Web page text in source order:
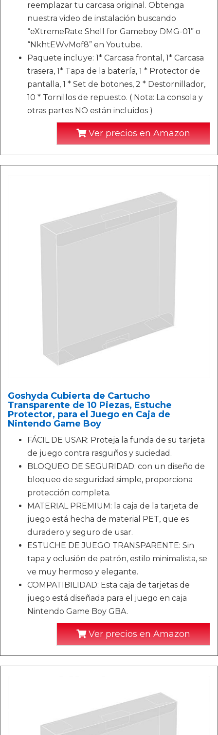
reemplazar tu carcasa original. Obtenga
nuestra video de instalación buscando
“eXtremeRate Shell for Gameboy DMG-01” o
“NkhtEWvMof8” en Youtube.
Paquete incluye: 1* Carcasa frontal, 1* Carcasa
trasera, 1* Tapa de la batería, 1 * Protector de
pantalla, 1 * Set de botones, 2 * Destornillador,
10 * Tornillos de repuesto. ( Nota: La consola y
otras partes NO están incluidos )
Ver precios en Amazon
Goshyda Cubierta de Cartucho
Transparente de 10 Piezas, Estuche
Protector, para el Juego en Caja de
Nintendo Game Boy
FÁCIL DE USAR: Proteja la funda de su tarjeta
de juego contra rasguños y suciedad.
BLOQUEO DE SEGURIDAD: con un diseño de
bloqueo de seguridad simple, proporciona
protección completa.
MATERIAL PREMIUM: la caja de la tarjeta de
juego está hecha de material PET, que es
duradero y seguro de usar.
ESTUCHE DE JUEGO TRANSPARENTE: Sin
tapa y oclusión de patrón, estilo minimalista, se
ve muy hermoso y elegante.
COMPATIBILIDAD: Esta caja de tarjetas de
juego está diseñada para el juego en caja
Nintendo Game Boy GBA.
Ver precios en Amazon